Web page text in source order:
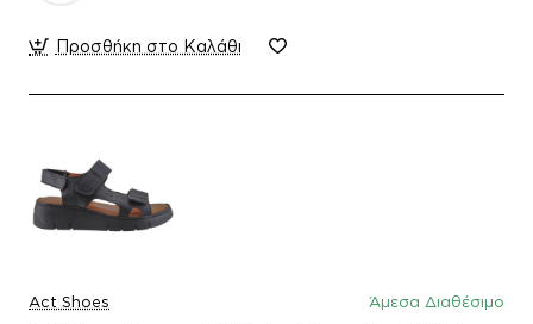
Προσθήκη στο Καλάθι
Act Shoes Άμεσα Διαθέσιμο